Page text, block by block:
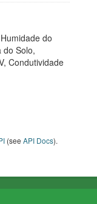
do
do Solo,
Condutividade
(see API Docs).